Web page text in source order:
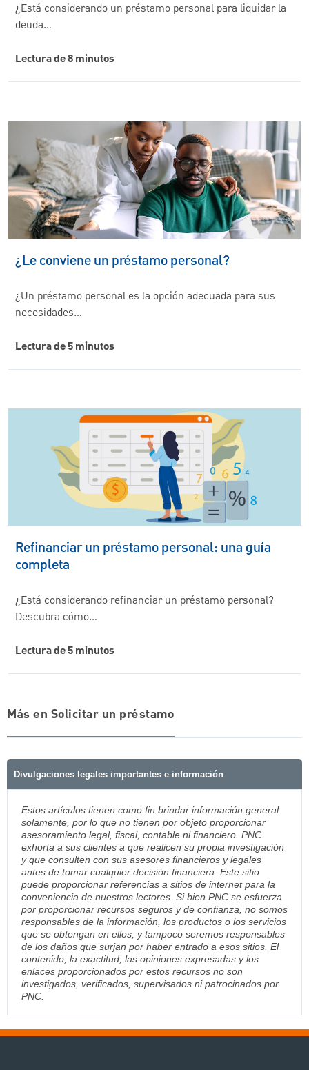
¿Está considerando un préstamo personal para liquidar la
deuda…
Lectura de 8 minutos
¿Le conviene un préstamo personal?
¿Un préstamo personal es la opción adecuada para sus
necesidades…
Lectura de 5 minutos
Refinanciar un préstamo personal: una guía
completa
¿Está considerando refinanciar un préstamo personal?
Descubra cómo…
Lectura de 5 minutos
Más en Solicitar un préstamo
Divulgaciones legales importantes e información
Estos artículos tienen como fin brindar información general
solamente, por lo que no tienen por objeto proporcionar
asesoramiento legal, fiscal, contable ni financiero. PNC
exhorta a sus clientes a que realicen su propia investigación
y que consulten con sus asesores financieros y legales
antes de tomar cualquier decisión financiera. Este sitio
puede proporcionar referencias a sitios de internet para la
conveniencia de nuestros lectores. Si bien PNC se esfuerza
por proporcionar recursos seguros y de confianza, no somos
responsables de la información, los productos o los servicios
que se obtengan en ellos, y tampoco seremos responsables
de los daños que surjan por haber entrado a esos sitios. El
contenido, la exactitud, las opiniones expresadas y los
enlaces proporcionados por estos recursos no son
investigados, verificados, supervisados ni patrocinados por
PNC.